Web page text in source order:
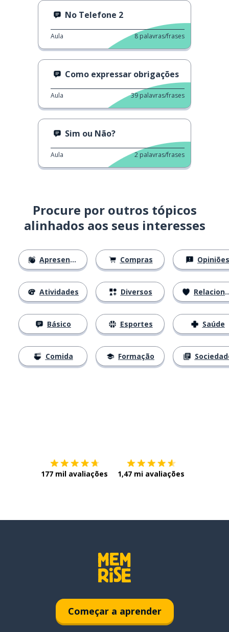
No Telefone 2
Aula 8 palavras/frases
Como expressar obrigações
Aula 39 palavras/frases
Sim ou Não?
Aula 2 palavras/frases
Procure por outros tópicos
alinhados aos seus interesses
Apresentações
Atividades
Básico
Comida
Compras
Diversos
Esportes
Formação
Opiniões
Relacionamentos
Saúde
177 mil avaliações 1,47 mi avaliações
Começar a aprender